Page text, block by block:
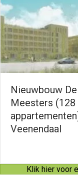
De
(128
te
Klik hier voor